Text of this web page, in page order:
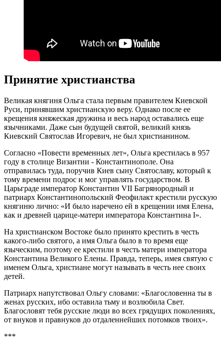
Принятие христианства
Великая княгиня Ольга стала первым правителем Киевской
Руси, принявшим христианскую веру. Однако после ее
крещения княжеская дружина и весь народ оставались еще
язычниками. Даже сын будущей святой, великий князь
Киевский Святослав Игоревич, не был христианином.
Согласно «Повести временных лет», Ольга крестилась в 957
году в столице Византии - Константинополе. Она
отправилась туда, поручив Киев сыну Святославу, который к
тому времени подрос и мог управлять государством. В
Царьграде император Константин VII Багрянородный и
патриарх Константинопольский Феофилакт крестили русскую
княгиню лично: «И было наречено ей в крещении имя Елена,
как и древней царице-матери императора Константина I».
На христианском Востоке было принято крестить в честь
какого-либо святого, а имя Ольга было в то время еще
языческим, поэтому ее крестили в честь матери императора
Константина Великого Елены. Правда, теперь, имея святую с
именем Ольга, христиане могут называть в честь нее своих
детей.
Патриарх напутствовал Ольгу словами: «Благословенна ты в
женах русских, ибо оставила тьму и возлюбила Свет.
Благословят тебя русские люди во всех грядущих поколениях,
от внуков и правнуков до отдаленнейших потомков твоих».
***